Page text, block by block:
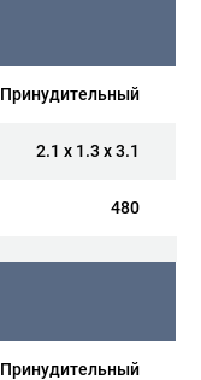
Принудительный
2.1 x 1.3 x 3.1
480
Принудительный